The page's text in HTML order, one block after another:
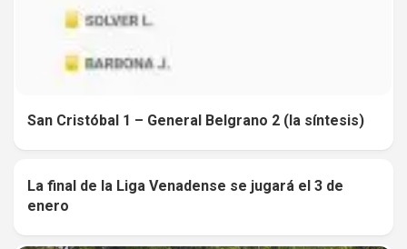
San Cristóbal 1 – General Belgrano 2 (la síntesis)
La final de la Liga Venadense se jugará el 3 de
enero